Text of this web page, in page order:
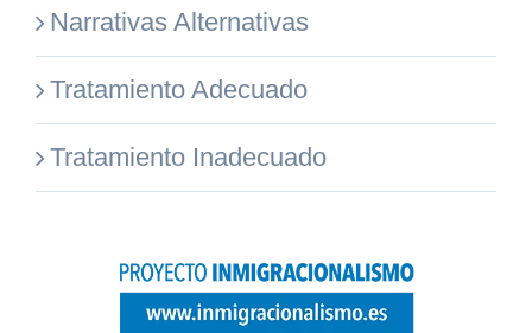
Narrativas Alternativas
Tratamiento Adecuado
Tratamiento Inadecuado